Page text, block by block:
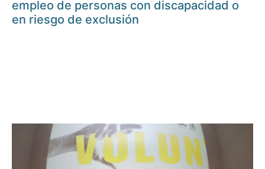
empleo de personas con discapacidad o
en riesgo de exclusión